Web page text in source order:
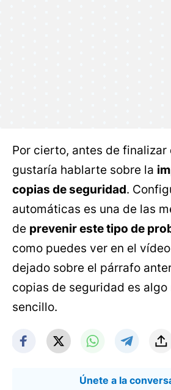
Por cierto, antes de finalizar
gustaría hablarte sobre la
copias de seguridad.
automáticas es una de las
de prevenir este tipo de
como puedes ver en el
dejado sobre el párrafo
copias de seguridad es algo
sencillo.
Únete a la